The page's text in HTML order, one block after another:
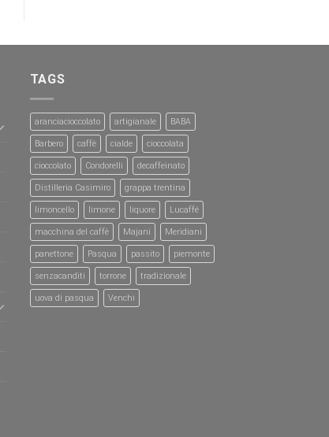
TAGS
aranciacioccolato artigianale BABA
Barbero caffè cialde cioccolata
cioccolato Condorelli decaffeinato
Distilleria Casimiro grappa trentina
limoncello limone liquore Lucaffé
macchina del caffè Majani Meridiani
panettone Pasqua passito piemonte
senzacanditi torrone tradizionale
uova di pasqua Venchi